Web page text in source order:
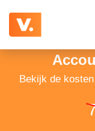
Bekijk de